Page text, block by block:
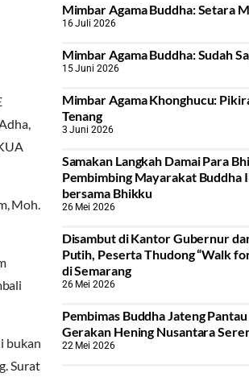
Moh.
bukan
Surat
Mimbar Agama Buddha: Setara
16 Juli 2026
Mimbar Agama Buddha: Sudah
15 Juni 2026
Mimbar Agama Khonghucu:
Tenang
3 Juni 2026
Samakan Langkah Damai Para
Pembimbing Mayarakat Buddha
bersama Bhikku
26 Mei 2026
Disambut di Kantor Gubernur
Putih, Peserta Thudong “Walk
di Semarang
26 Mei 2026
‎Pembimas Buddha Jateng
Gerakan Hening Nusantara
22 Mei 2026